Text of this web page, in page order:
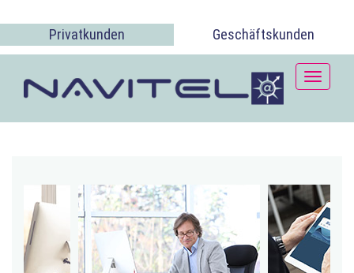
Privatkunden Geschäftskunden
Toggle